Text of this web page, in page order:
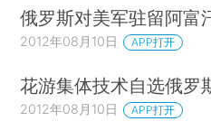
俄罗斯对美军驻留阿富
2012年08月10日 APP打开
花游集体技术自选俄罗
2012年08月10日 APP打开